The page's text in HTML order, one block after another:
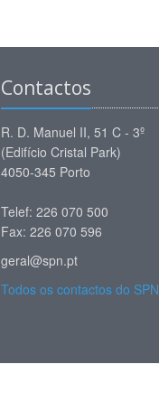
Contactos
R. D. Manuel II, 51 C - 3º
(Edifício Cristal Park)
4050-345 Porto
Telef: 226 070 500
Fax: 226 070 596
geral@spn.pt
Todos os contactos do SPN